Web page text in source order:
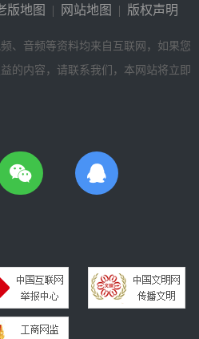
版地图 | 网站地图 | 版权声明
、音频等资料均来自互联网，如果您
的内容，请联系我们，本网站将立即